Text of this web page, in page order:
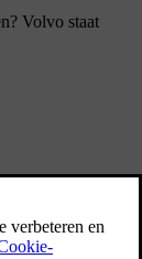
Volvo staat